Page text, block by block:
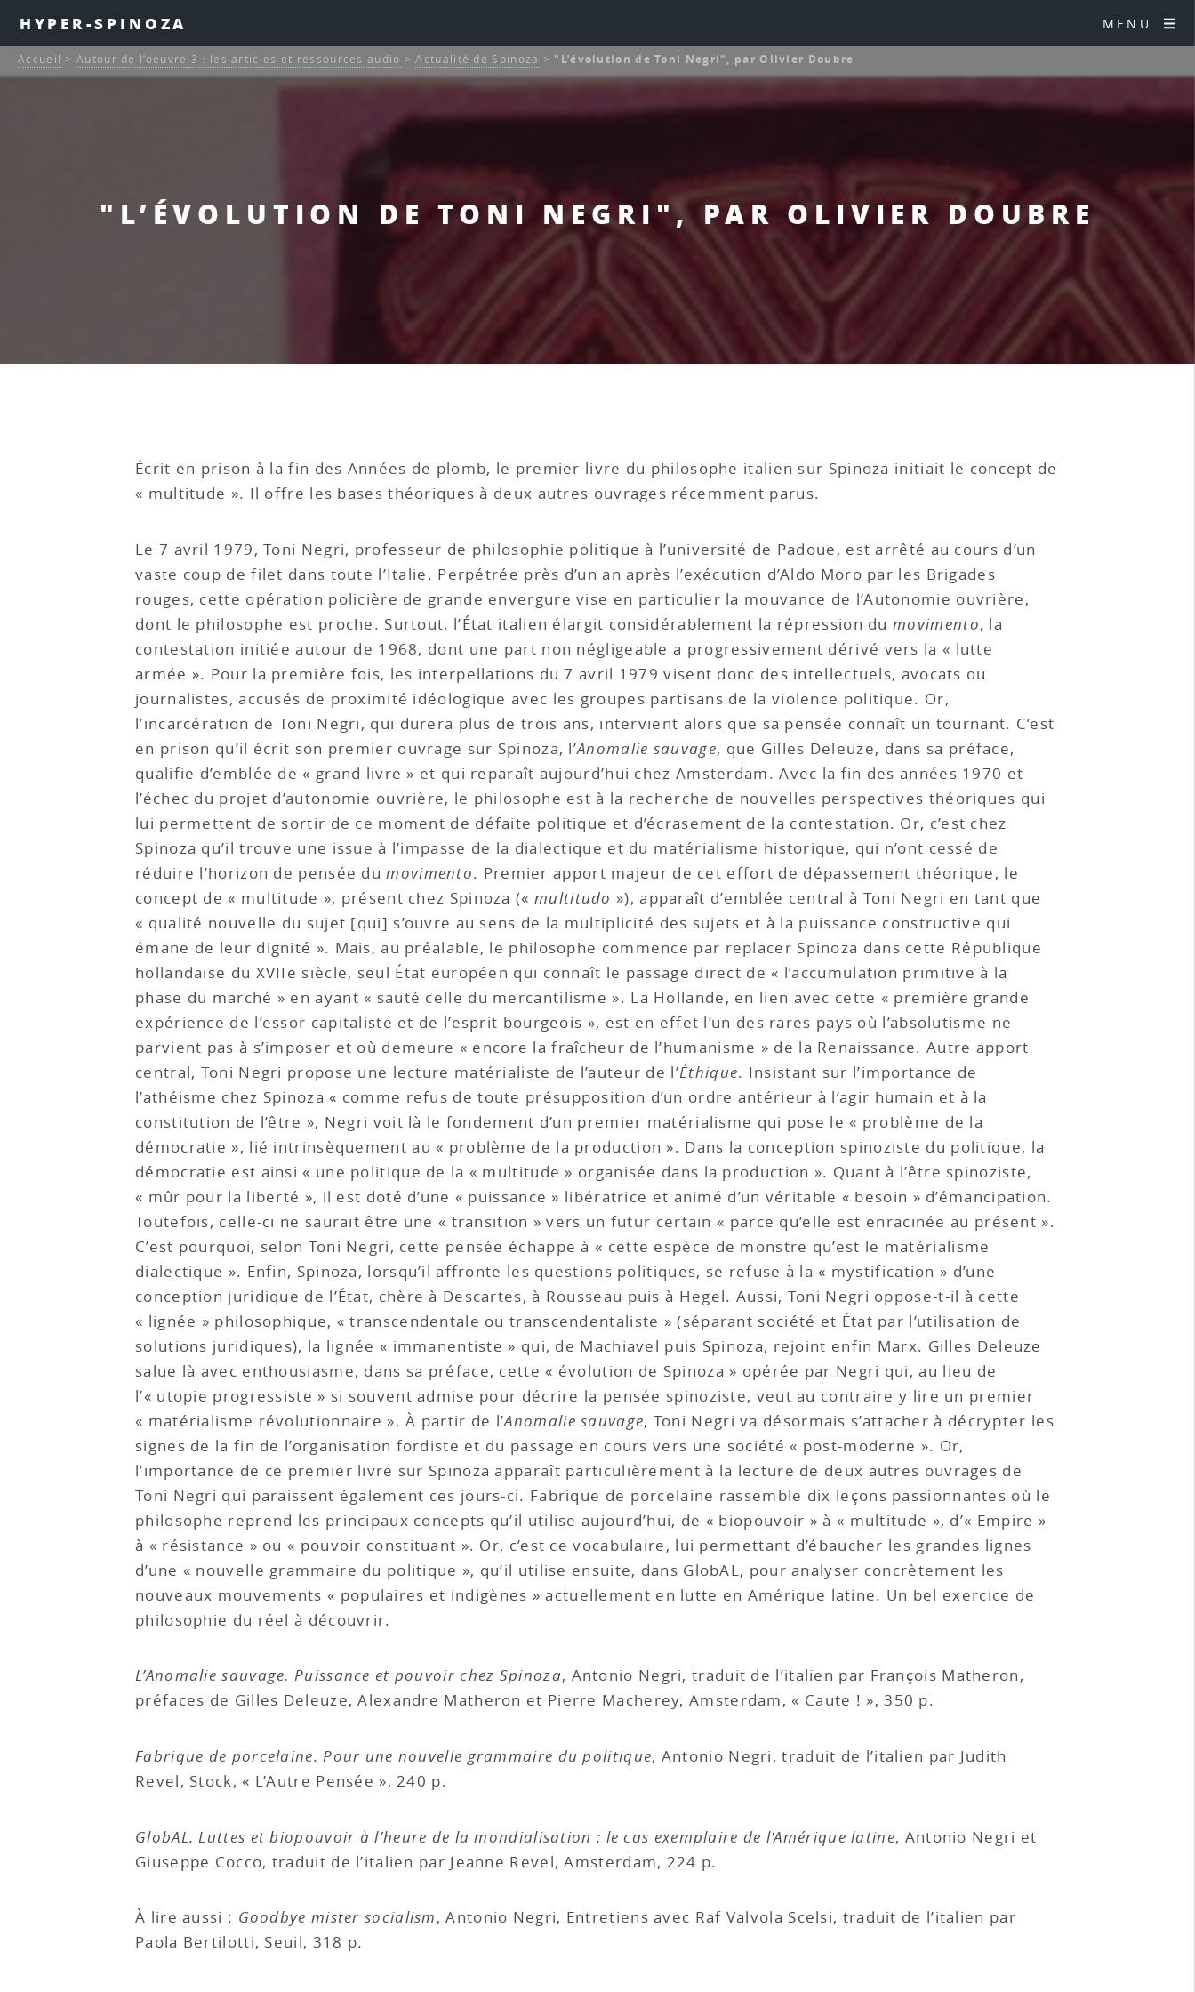
HYPER-SPINOZA MENU
"L’ÉVOLUTION DE TONI NEGRI", PAR OLIVIER DOUBRE
Accueil >Autour de l’oeuvre 3 : les articles et ressources audio >Actualité de Spinoza > "L’évolution de Toni Negri", par Olivier Doubre
Écrit en prison à la fin des Années de plomb, le premier livre du philosophe italien sur Spinoza initiait le concept de
« multitude ». Il offre les bases théoriques à deux autres ouvrages récemment parus.
Le 7 avril 1979, Toni Negri, professeur de philosophie politique à l’université de Padoue, est arrêté au cours d’un
vaste coup de filet dans toute l’Italie. Perpétrée près d’un an après l’exécution d’Aldo Moro par les Brigades
rouges, cette opération policière de grande envergure vise en particulier la mouvance de l’Autonomie ouvrière,
dont le philosophe est proche. Surtout, l’État italien élargit considérablement la répression dumovimento, la
contestation initiée autour de 1968, dont une part non négligeable a progressivement dérivé vers la « lutte
armée ». Pour la première fois, les interpellations du 7 avril 1979 visent donc des intellectuels, avocats ou
journalistes, accusés de proximité idéologique avec les groupes partisans de la violence politique. Or,
l’incarcération de Toni Negri, qui durera plus de trois ans, intervient alors que sa pensée connaît un tournant. C’est
en prison qu’il écrit son premier ouvrage sur Spinoza, l’Anomalie sauvage, que Gilles Deleuze, dans sa préface,
qualifie d’emblée de « grand livre » et qui reparaît aujourd’hui chez Amsterdam. Avec la fin des années 1970 et
l’échec du projet d’autonomie ouvrière, le philosophe est à la recherche de nouvelles perspectives théoriques qui
lui permettent de sortir de ce moment de défaite politique et d’écrasement de la contestation. Or, c’est chez
Spinoza qu’il trouve une issue à l’impasse de la dialectique et du matérialisme historique, qui n’ont cessé de
réduire l’horizon de pensée dumovimento. Premier apport majeur de cet effort de dépassement théorique, le
concept de « multitude », présent chez Spinoza (« multitudo »), apparaît d’emblée central à Toni Negri en tant que
« qualité nouvelle du sujet [qui] s’ouvre au sens de la multiplicité des sujets et à la puissance constructive qui
émane de leur dignité ». Mais, au préalable, le philosophe commence par replacer Spinoza dans cette République
hollandaise du XVIIe siècle, seul État européen qui connaît le passage direct de « l’accumulation primitive à la
phase du marché » en ayant « sauté celle du mercantilisme ». La Hollande, en lien avec cette « première grande
expérience de l’essor capitaliste et de l’esprit bourgeois », est en effet l’un des rares pays où l’absolutisme ne
parvient pas à s’imposer et où demeure « encore la fraîcheur de l’humanisme » de la Renaissance. Autre apport
central, Toni Negri propose une lecture matérialiste de l’auteur de l’Éthique. Insistant sur l’importance de
l’athéisme chez Spinoza « comme refus de toute présupposition d’un ordre antérieur à l’agir humain et à la
constitution de l’être », Negri voit là le fondement d’un premier matérialisme qui pose le « problème de la
démocratie », lié intrinsèquement au « problème de la production ». Dans la conception spinoziste du politique, la
démocratie est ainsi « une politique de la « multitude » organisée dans la production ». Quant à l’être spinoziste,
« mûr pour la liberté », il est doté d’une « puissance » libératrice et animé d’un véritable « besoin » d’émancipation.
Toutefois, celle-ci ne saurait être une « transition » vers un futur certain « parce qu’elle est enracinée au présent ».
C’est pourquoi, selon Toni Negri, cette pensée échappe à « cette espèce de monstre qu’est le matérialisme
dialectique ». Enfin, Spinoza, lorsqu’il affronte les questions politiques, se refuse à la « mystification » d’une
conception juridique de l’État, chère à Descartes, à Rousseau puis à Hegel. Aussi, Toni Negri oppose-t-il à cette
« lignée » philosophique, « transcendentale ou transcendentaliste » (séparant société et État par l’utilisation de
solutions juridiques), la lignée « immanentiste » qui, de Machiavel puis Spinoza, rejoint enfin Marx. Gilles Deleuze
salue là avec enthousiasme, dans sa préface, cette « évolution de Spinoza » opérée par Negri qui, au lieu de
l’« utopie progressiste » si souvent admise pour décrire la pensée spinoziste, veut au contraire y lire un premier
« matérialisme révolutionnaire ». À partir de l’Anomalie sauvage, Toni Negri va désormais s’attacher à décrypter les
signes de la fin de l’organisation fordiste et du passage en cours vers une société « post-moderne ». Or,
l’importance de ce premier livre sur Spinoza apparaît particulièrement à la lecture de deux autres ouvrages de
Toni Negri qui paraissent également ces jours-ci. Fabrique de porcelaine rassemble dix leçons passionnantes où le
philosophe reprend les principaux concepts qu’il utilise aujourd’hui, de « biopouvoir » à « multitude », d’« Empire »
à « résistance » ou « pouvoir constituant ». Or, c’est ce vocabulaire, lui permettant d’ébaucher les grandes lignes
d’une « nouvelle grammaire du politique », qu’il utilise ensuite, dans GlobAL, pour analyser concrètement les
nouveaux mouvements « populaires et indigènes » actuellement en lutte en Amérique latine. Un bel exercice de
philosophie du réel à découvrir.
L’Anomalie sauvage. Puissance et pouvoir chez Spinoza, Antonio Negri, traduit de l’italien par François Matheron,
préfaces de Gilles Deleuze, Alexandre Matheron et Pierre Macherey, Amsterdam, « Caute ! », 350 p.
Fabrique de porcelaine. Pour une nouvelle grammaire du politique, Antonio Negri, traduit de l’italien par Judith
Revel, Stock, « L’Autre Pensée », 240 p.
GlobAL. Luttes et biopouvoir à l’heure de la mondialisation : le cas exemplaire de l’Amérique latine, Antonio Negri et
Giuseppe Cocco, traduit de l’italien par Jeanne Revel, Amsterdam, 224 p.
À lire aussi : Goodbye mister socialism, Antonio Negri, Entretiens avec Raf Valvola Scelsi, traduit de l’italien par
Paola Bertilotti, Seuil, 318 p.